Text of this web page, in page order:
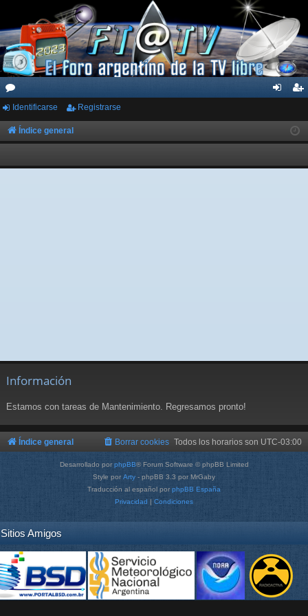
or
os
ar
ist
rs
Identificarse Registrarse
Índice general
Información
Estamos con tareas de Mantenimiento. Regresamos pronto!
Índice general Todos los horarios son UTC-03:00
Borrar cookies
Desarrollado por phpBB® Forum Software © phpBB Limited
Style por Arty - phpBB 3.3 por MrGaby
Traducción al español por phpBB España
Privacidad | Condiciones
Sitios Amigos